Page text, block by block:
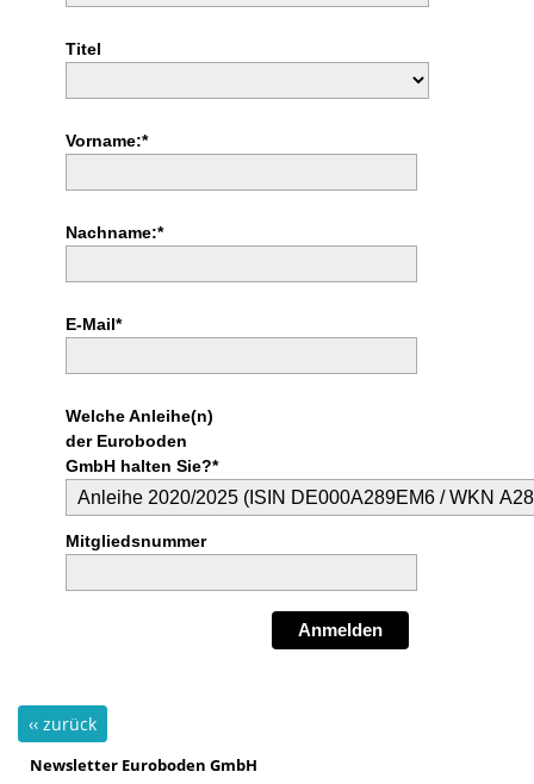
Titel
Vorname:*
Nachname:*
E-Mail*
Welche Anleihe(n)
der Euroboden
GmbH halten Sie?*
Mitgliedsnummer
Anmelden
‹‹ zurück
Newsletter Euroboden GmbH